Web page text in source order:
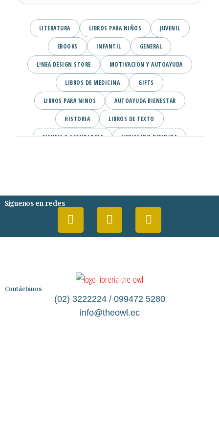
LITERATURA LIBROS PARA NIÑOS JUVENIL
EBOOKS INFANTIL GENERAL
L!NEA DESIGN STORE MOTIVACION Y AUTOAYUDA
LIBROS DE MEDICINA GIFTS
LIBROS PARA NINOS AUTOAYUDA BIENESTAR
HISTORIA LIBROS DE TEXTO
CIENCIA Y TECNOLOGIA VARIAS/NO DEFINIDA
Síguenos en redes
Contáctanos
(02) 3222224 / 099472 5280
info@theowl.ec